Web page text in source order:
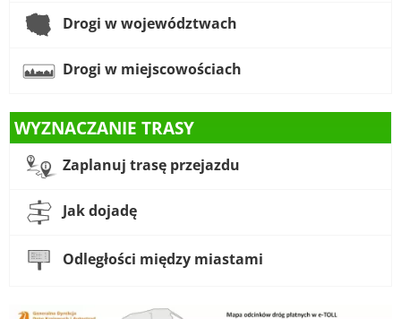
Drogi w województwach
Drogi w miejscowościach
WYZNACZANIE TRASY
Zaplanuj trasę przejazdu
Jak dojadę
Odległości między miastami